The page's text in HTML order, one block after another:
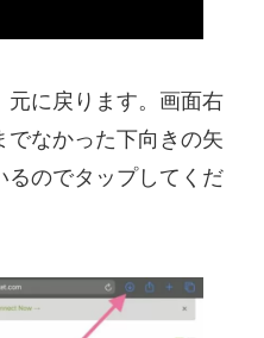
に戻ります。画面右
なかった下向きの矢
るのでタップしてくだ